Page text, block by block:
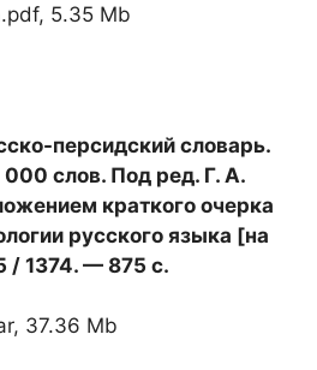
5.35 Mb
персидский словарь.
000 слов. Под ред. Г. А.
краткого очерка
русского языка [на
/ 1374. — 875 с.
37.36 Mb